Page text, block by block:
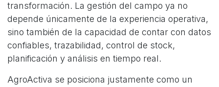
transformación. La gestión del campo ya no
depende únicamente de la experiencia operativa,
sino también de la capacidad de contar con datos
confiables, trazabilidad, control de stock,
planificación y análisis en tiempo real.
AgroActiva se posiciona justamente como un